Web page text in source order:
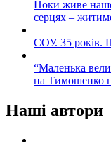
Поки живе
серцях –
СОУ. 35 років.
“Маленька
на Тимошенко
Наші автори